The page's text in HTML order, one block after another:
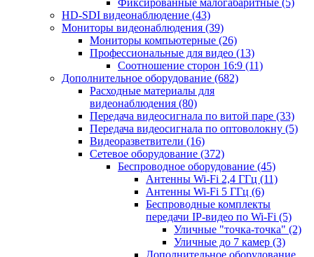
Фиксированные малогабаритные (5)
HD-SDI видеонаблюдение (43)
Мониторы видеонаблюдения (39)
Мониторы компьютерные (26)
Профессиональные для видео (13)
Соотношение сторон 16:9 (11)
Дополнительное оборудование (682)
Расходные материалы для
видеонаблюдения (80)
Передача видеосигнала по витой паре (33)
Передача видеосигнала по оптоволокну (5)
Видеоразветвители (16)
Сетевое оборудование (372)
Беспроводное оборудование (45)
Антенны Wi-Fi 2,4 ГГц (11)
Антенны Wi-Fi 5 ГГц (6)
Беспроводные комплекты
передачи IP-видео по Wi-Fi (5)
Уличные "точка-точка" (2)
Уличные до 7 камер (3)
Дополнительное оборудование